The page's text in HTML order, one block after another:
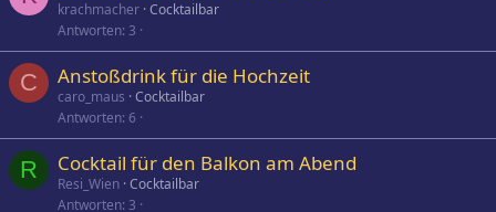
krachmacher Cocktailbar
Antworten 3
C Anstoßdrink für die Hochzeit
caro_maus Cocktailbar
Antworten 6
R Cocktail für den Balkon am Abend
Resi_Wien Cocktailbar
Antworten 3